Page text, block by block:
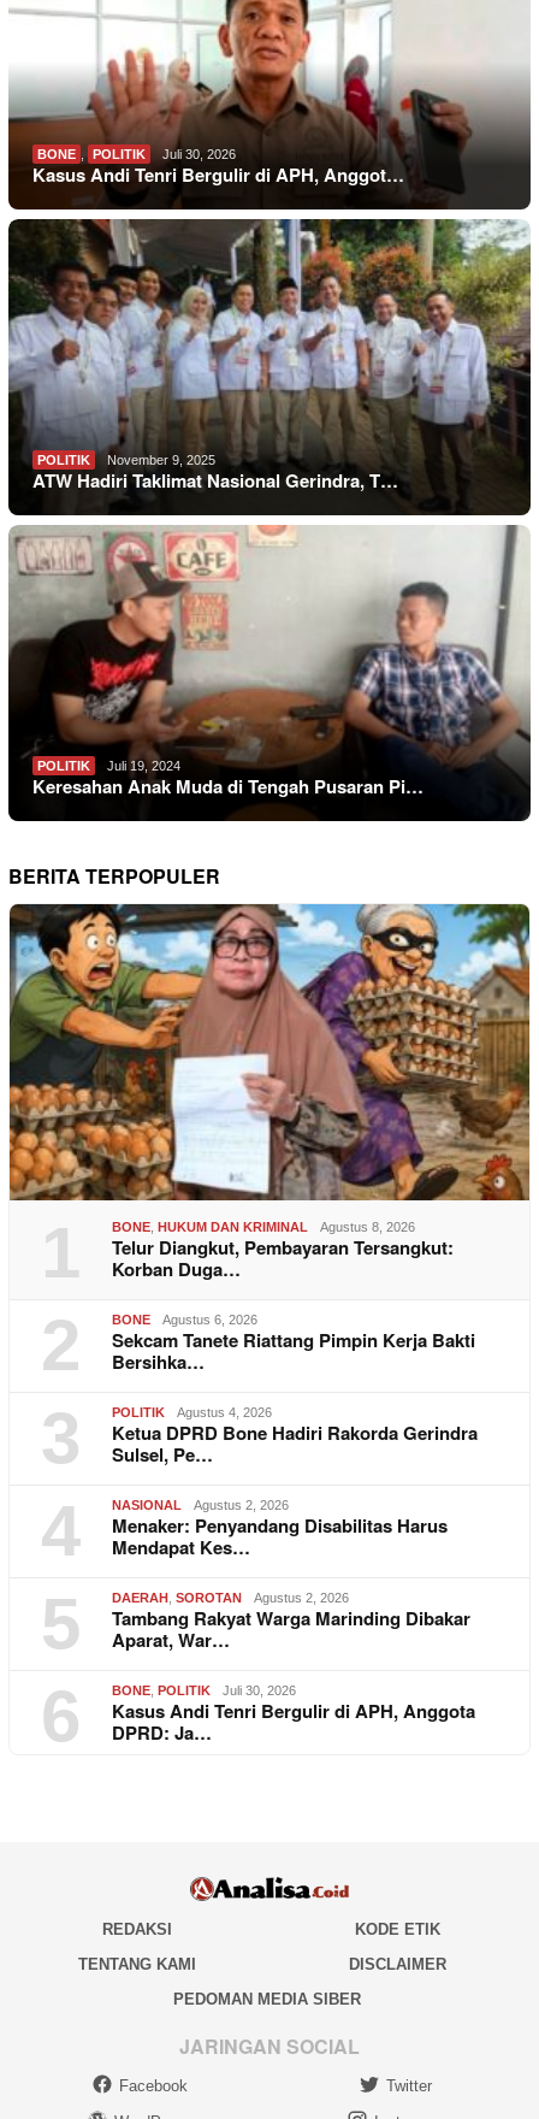
BONE POLITIK Juli 30, 2026
Kasus Andi Tenri Bergulir di APH, Anggot…
POLITIK November 9, 2025
ATW Hadiri Taklimat Nasional Gerindra, T…
POLITIK Juli 19, 2024
Keresahan Anak Muda di Tengah Pusaran Pi…
BERITA TERPOPULER
1 BONE HUKUM DAN KRIMINAL Agustus 8, 2026
Telur Diangkut, Pembayaran Tersangkut:
Korban Duga…
2 BONE Agustus 6, 2026
Sekcam Tanete Riattang Pimpin Kerja Bakti
Bersihka…
3 POLITIK Agustus 4, 2026
Ketua DPRD Bone Hadiri Rakorda Gerindra
Sulsel, Pe…
4 NASIONAL Agustus 2, 2026
Menaker: Penyandang Disabilitas Harus
Mendapat Kes…
5 DAERAH SOROTAN Agustus 2, 2026
Tambang Rakyat Warga Marinding Dibakar
Aparat, War…
6 BONE POLITIK Juli 30, 2026
Kasus Andi Tenri Bergulir di APH, Anggota
DPRD: Ja…
REDAKSI
KODE ETIK
TENTANG KAMI
DISCLAIMER
PEDOMAN MEDIA SIBER
JARINGAN SOCIAL
Facebook
Twitter